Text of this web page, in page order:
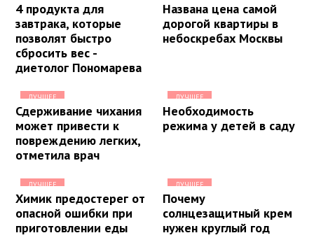
4 продукта для
завтрака, которые
позволят быстро
сбросить вес -
диетолог Пономарева
Названа цена самой
дорогой квартиры в
небоскребах Москвы
ЛУЧШЕЕ
Сдерживание чихания
может привести к
повреждению легких,
отметила врач
ЛУЧШЕЕ
Необходимость
режима у детей в саду
ЛУЧШЕЕ
Химик предостерег от
опасной ошибки при
приготовлении еды
ЛУЧШЕЕ
Почему
солнцезащитный крем
нужен круглый год